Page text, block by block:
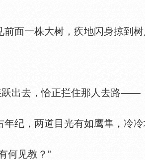
面一株大树，疾地闪身掠到树
出去，恰正拦住那人去路——
纪，两道目光有如鹰隼，冷冷
何见教？”